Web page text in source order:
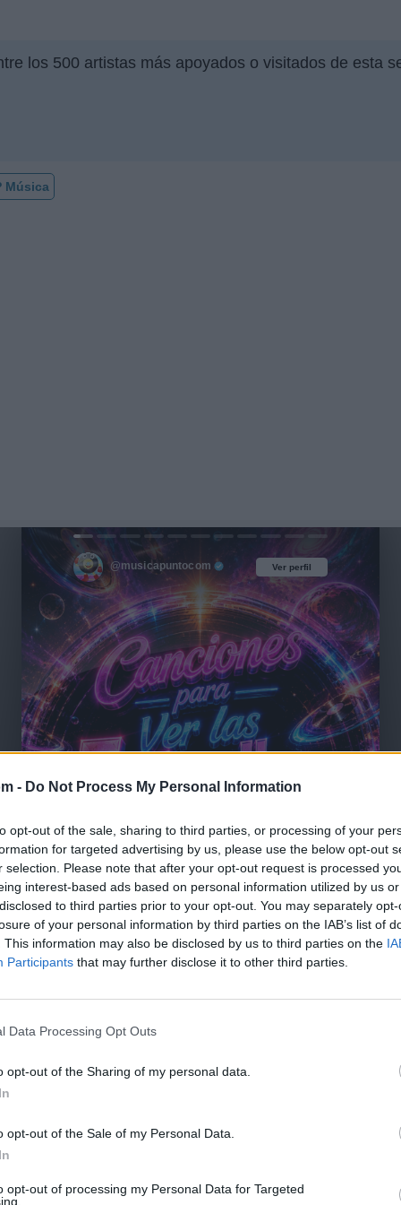
- Do Not Process My Personal Information
opt-out of the sale, sharing to third parties, or processing of your
for targeted advertising by us, please use the below opt-out
selection. Please note that after your opt-out request is processed
interest-based ads based on personal information utilized by us
to third parties prior to your opt-out. You may separately
of your personal information by third parties on the IAB’s list of
This information may also be disclosed by us to third parties on the
Participants that may further disclose it to other third parties.
Data Processing Opt Outs
opt-out of the Sharing of my personal data.
opt-out of the Sale of my Personal Data.
opt-out of processing my Personal Data for Targeted
los 500 artistas más apoyados o visitados de esta
Música
Ver perfil
@musicapuntocom Ver perfil
Añadir un comentario ...
🪐🚀 Canciones para Ver las Estrellas:
Psicodelia y Space Rock 🎸✨
tus noches de astronomía. 🪐🎸 Desconecta, mira
esta colección para tu próxima noche estrellada!
I J K L M N O U